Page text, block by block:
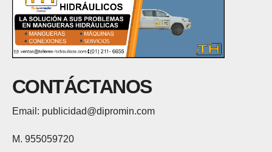
CONTÁCTANOS
Email: publicidad@dipromin.com
M. 955059720